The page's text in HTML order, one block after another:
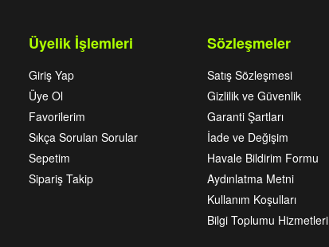
Üyelik İşlemleri
Giriş Yap
Üye Ol
Favorilerim
Sıkça Sorulan Sorular
Sepetim
Sipariş Takip
Sözleşmeler
Satış Sözleşmesi
Gizlilik ve Güvenlik
Garanti Şartları
İade ve Değişim
Havale Bildirim Formu
Aydınlatma Metni
Kullanım Koşulları
Bilgi Toplumu Hizmetleri